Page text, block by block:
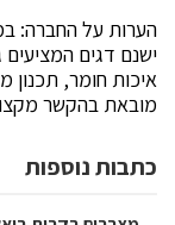
הערות על החברה:
ישנם דגים
איכות חומר, תכנון
מובאת בהקשר
כתבות נוספות